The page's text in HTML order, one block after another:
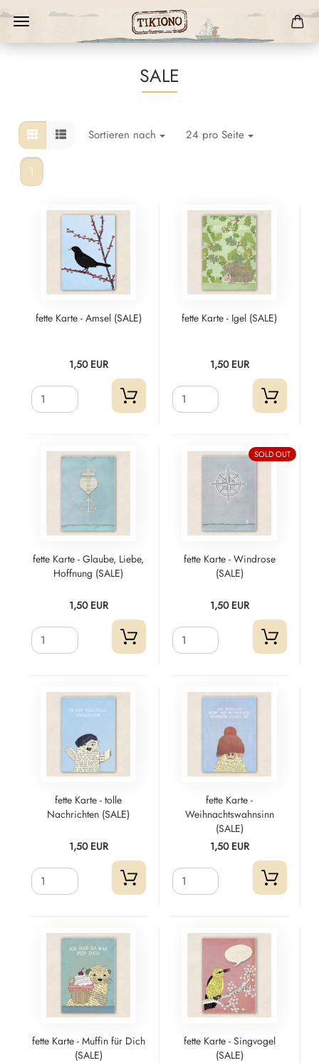
SALE
Sortieren nach 24 pro Seite
1
fette Karte - Amsel (SALE)
1,50 EUR
fette Karte - Igel (SALE)
1,50 EUR
fette Karte - Glaube, Liebe,
Hoffnung (SALE)
1,50 EUR
SOLD OUT
fette Karte - Windrose
(SALE)
1,50 EUR
fette Karte - tolle
Nachrichten (SALE)
1,50 EUR
fette Karte -
Weihnachtswahnsinn
(SALE)
1,50 EUR
fette Karte - Muffin für Dich
(SALE)
fette Karte - Singvogel
(SALE)